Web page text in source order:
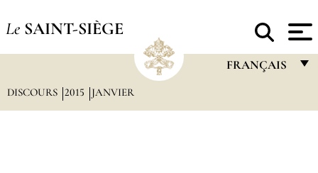
Le SAINT-SIÈGE
FRANÇAIS
DISCOURS 2015 JANVIER